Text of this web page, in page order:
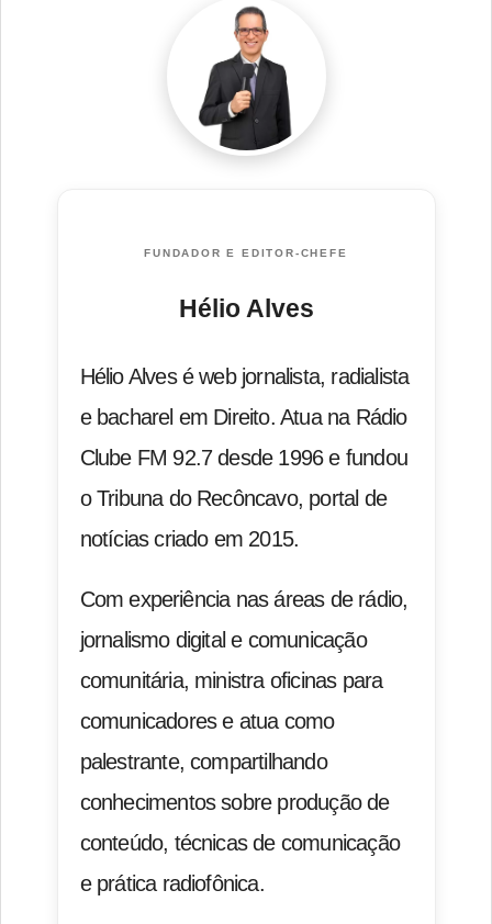
FUNDADOR E EDITOR-CHEFE
Hélio Alves
Hélio Alves é web jornalista, radialista
e bacharel em Direito. Atua na Rádio
Clube FM 92.7 desde 1996 e fundou
o Tribuna do Recôncavo, portal de
notícias criado em 2015.
Com experiência nas áreas de rádio,
jornalismo digital e comunicação
comunitária, ministra oficinas para
comunicadores e atua como
palestrante, compartilhando
conhecimentos sobre produção de
conteúdo, técnicas de comunicação
e prática radiofônica.